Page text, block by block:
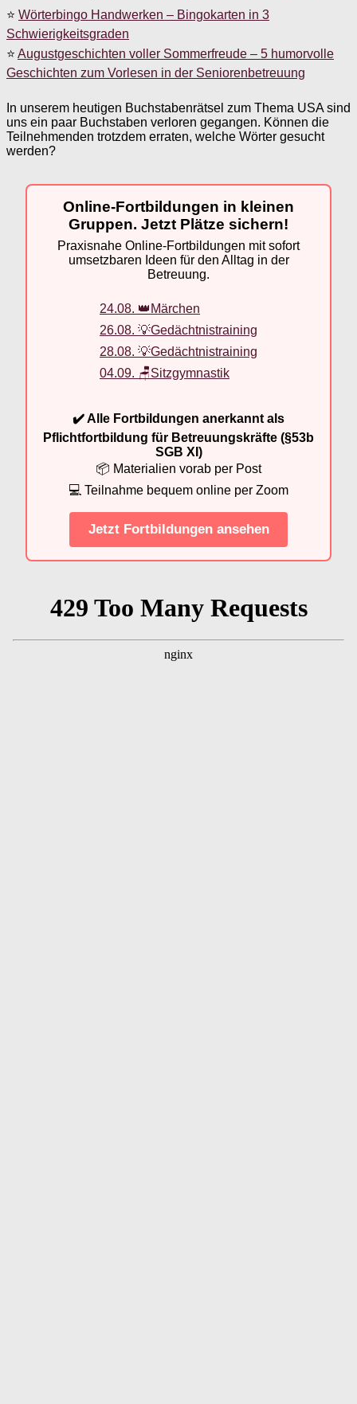
⭐ Wörterbingo Handwerken – Bingokarten in 3
Schwierigkeitsgraden
⭐ Augustgeschichten voller Sommerfreude – 5 humorvolle
Geschichten zum Vorlesen in der Seniorenbetreuung
In unserem heutigen Buchstabenrätsel zum Thema USA sind
uns ein paar Buchstaben verloren gegangen. Können die
Teilnehmenden trotzdem erraten, welche Wörter gesucht
werden?
Online-Fortbildungen in kleinen
Gruppen. Jetzt Plätze sichern!
Praxisnahe Online-Fortbildungen mit sofort
umsetzbaren Ideen für den Alltag in der
Betreuung.
24.08. 👑Märchen
26.08. 💡Gedächtnistraining
28.08. 💡Gedächtnistraining
04.09. 🪑Sitzgymnastik
✔️ Alle Fortbildungen anerkannt als
Pflichtfortbildung für Betreuungskräfte (§53b
SGB XI)
📦 Materialien vorab per Post
💻 Teilnahme bequem online per Zoom
Jetzt Fortbildungen ansehen